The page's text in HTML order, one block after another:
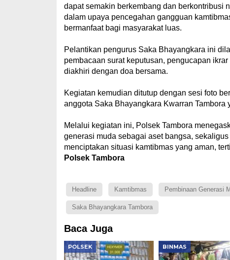
dapat semakin berkembang dan berkontribusi
dalam upaya pencegahan gangguan
bermanfaat bagi masyarakat luas.
Pelantikan pengurus Saka Bhayangkara ini
pembacaan surat keputusan, pengucapan
diakhiri dengan doa bersama.
Kegiatan kemudian ditutup dengan sesi foto
anggota Saka Bhayangkara Kwarran Tambora
Melalui kegiatan ini, Polsek Tambora
generasi muda sebagai aset bangsa,
menciptakan situasi kamtibmas yang aman,
Polsek Tambora
Headline Kamtibmas Pembinaan Generasi
Saka Bhayangkara Tambora
Baca Juga
POLSEK BINMAS